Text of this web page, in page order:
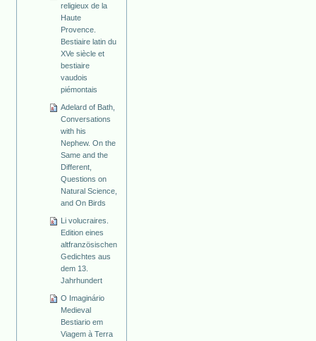
religieux de la
Haute
Provence.
Bestiaire latin du
XVe siècle et
bestiaire
vaudois
piémontais
Adelard of Bath,
Conversations
with his
Nephew. On the
Same and the
Different,
Questions on
Natural Science,
and On Birds
Li volucraires.
Edition eines
altfranzösischen
Gedichtes aus
dem 13.
Jahrhundert
O Imaginário
Medieval
Bestiario em
Viagem à Terra